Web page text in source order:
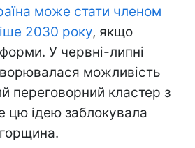
може стати членом
2030 року, якщо
У червні-липні
можливість
переговорний кластер з
цю ідею заблокувала